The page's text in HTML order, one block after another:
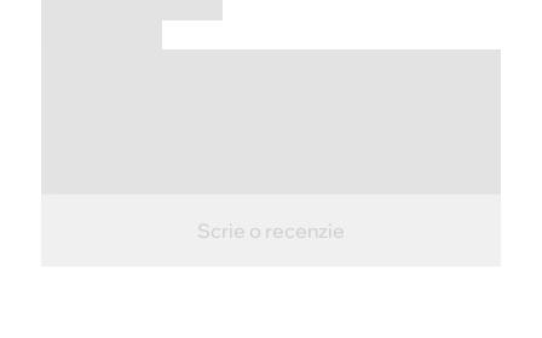
Scrie o recenzie